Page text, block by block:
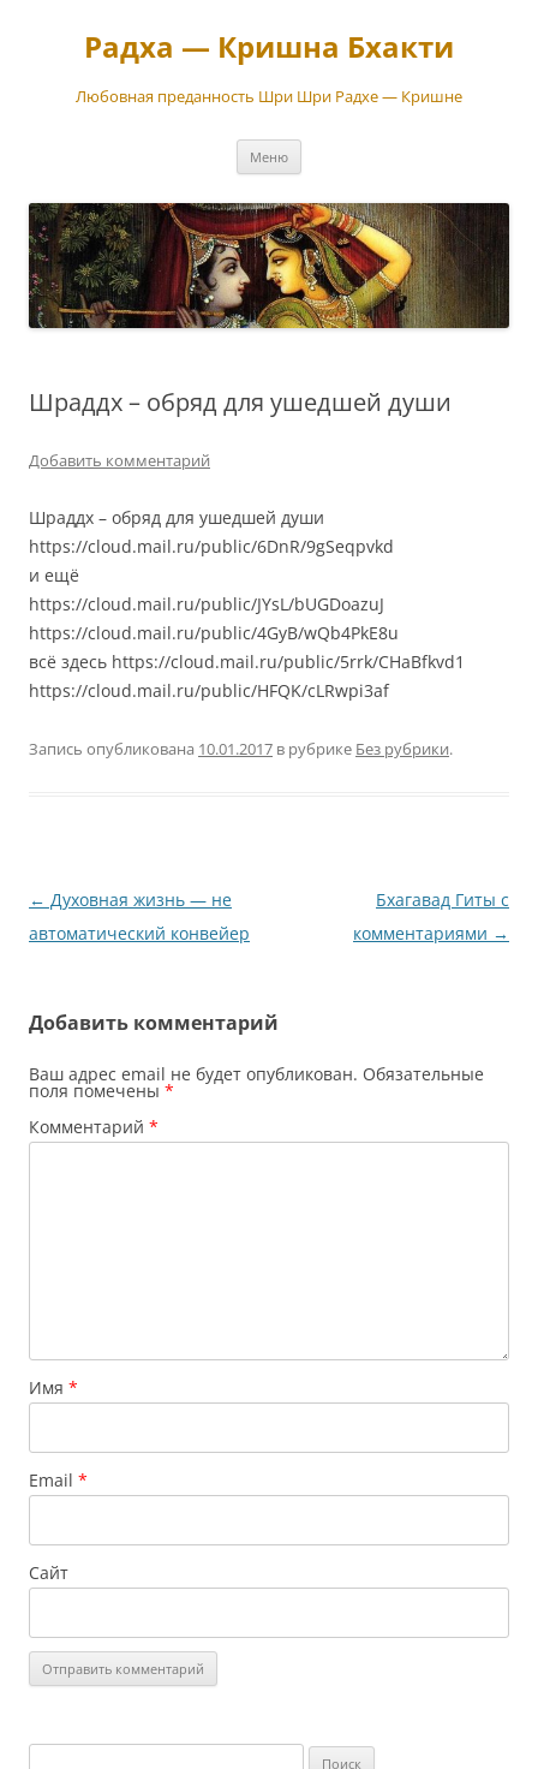
содержимому
Радха — Кришна Бхакти
Любовная преданность Шри Шри Радхе — Кришне
Меню
Шраддх – обряд для ушедшей души
Добавить комментарий
Шраддх – обряд для ушедшей души
https://cloud.mail.ru/public/6DnR/9gSeqpvkd
и ещё
https://cloud.mail.ru/public/JYsL/bUGDoazuJ
https://cloud.mail.ru/public/4GyB/wQb4PkE8u
всё здесь https://cloud.mail.ru/public/5rrk/CHaBfkvd1
https://cloud.mail.ru/public/HFQK/cLRwpi3af
Запись опубликована 10.01.2017 в рубрике Без рубрики.
Навигация
по
← Духовная жизнь — не
автоматический конвейер
Бхагавад Гиты с
комментариями →
Добавить комментарий
Ваш адрес email не будет опубликован. Обязательные
поля помечены *
Комментарий *
Имя *
Email *
Сайт